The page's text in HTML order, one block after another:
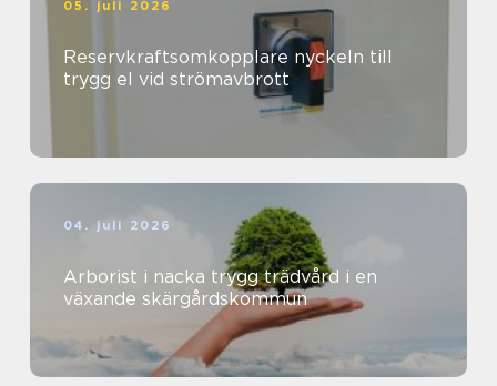
05. juli 2026
Reservkraftsomkopplare nyckeln till
trygg el vid strömavbrott
04. juli 2026
Arborist i nacka trygg trädvård i en
växande skärgårdskommun